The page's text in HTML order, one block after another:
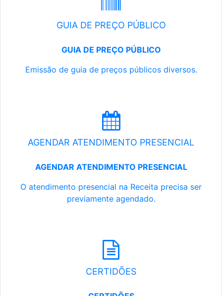
GUIA DE PREÇO PÚBLICO
GUIA DE PREÇO PÚBLICO
Emissão de guia de preços públicos diversos.
AGENDAR ATENDIMENTO PRESENCIAL
AGENDAR ATENDIMENTO PRESENCIAL
O atendimento presencial na Receita precisa ser
previamente agendado.
CERTIDÕES